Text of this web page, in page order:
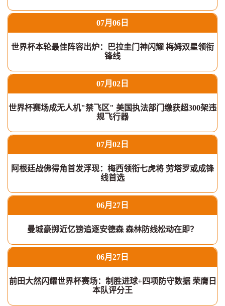
07月06日
世界杯本轮最佳阵容出炉：巴拉圭门神闪耀 梅姆双星领衔
锋线
07月02日
世界杯赛场成无人机"禁飞区" 美国执法部门缴获超300架违
规飞行器
07月02日
阿根廷战佛得角首发浮现：梅西领衔七虎将 劳塔罗或成锋
线首选
06月27日
曼城豪掷近亿镑追逐安德森 森林防线松动在即？
06月27日
前田大然闪耀世界杯赛场：制胜进球+四项防守数据 荣膺日
本队评分王